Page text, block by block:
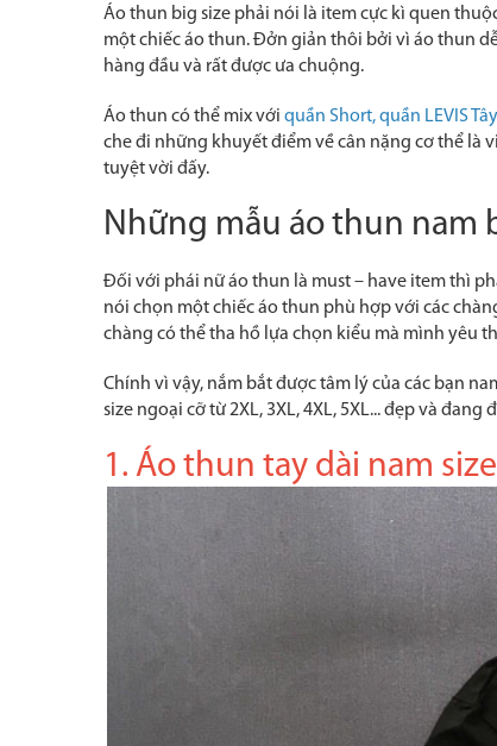
Áo thun big size phải nói là item cực kì quen
một chiếc áo thun. Đởn giản thôi bởi vì áo thun
hàng đầu và rất được ưa chuộng.
Áo thun có thể mix với quần Short,quần LEVIS Tây
che đi những khuyết điểm về cân nặng cơ thể là
tuyệt vời đấy.
Những mẫu áo thun nam
Đối với phái nữ áo thun là must – have item thì
nói chọn một chiếc áo thun phù hợp với các
chàng có thể tha hồ lựa chọn kiểu mà mình yêu
Chính vì vậy, nắm bắt được tâm lý của các bạn
size ngoại cỡ từ 2XL, 3XL, 4XL, 5XL... đẹp và
1. Áo thun tay dài nam